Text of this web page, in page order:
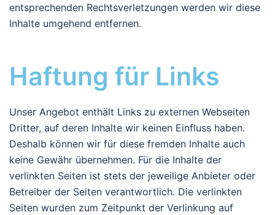
entsprechenden Rechtsverletzungen werden wir diese
Inhalte umgehend entfernen.
Haftung für Links
Unser Angebot enthält Links zu externen Webseiten
Dritter, auf deren Inhalte wir keinen Einfluss haben.
Deshalb können wir für diese fremden Inhalte auch
keine Gewähr übernehmen. Für die Inhalte der
verlinkten Seiten ist stets der jeweilige Anbieter oder
Betreiber der Seiten verantwortlich. Die verlinkten
Seiten wurden zum Zeitpunkt der Verlinkung auf